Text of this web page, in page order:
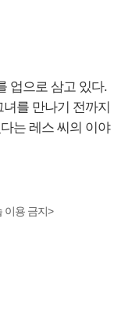
업으로 삼고 있다.
를 만나기 전까지
는 레스 씨의 이야
이용 금지>